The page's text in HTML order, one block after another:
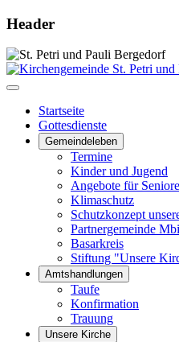
Header
Startseite
Gottesdienste
Gemeindeleben
Termine
Kinder und Jugend
Angebote für
Klimaschutz
Schutzkonzept
Partnergemeinde
Basarkreis
Stiftung "Unsere
Amtshandlungen
Taufe
Konfirmation
Trauung
Unsere Kirche